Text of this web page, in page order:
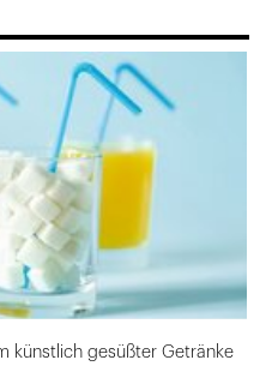
künstlich gesüßter Getränke